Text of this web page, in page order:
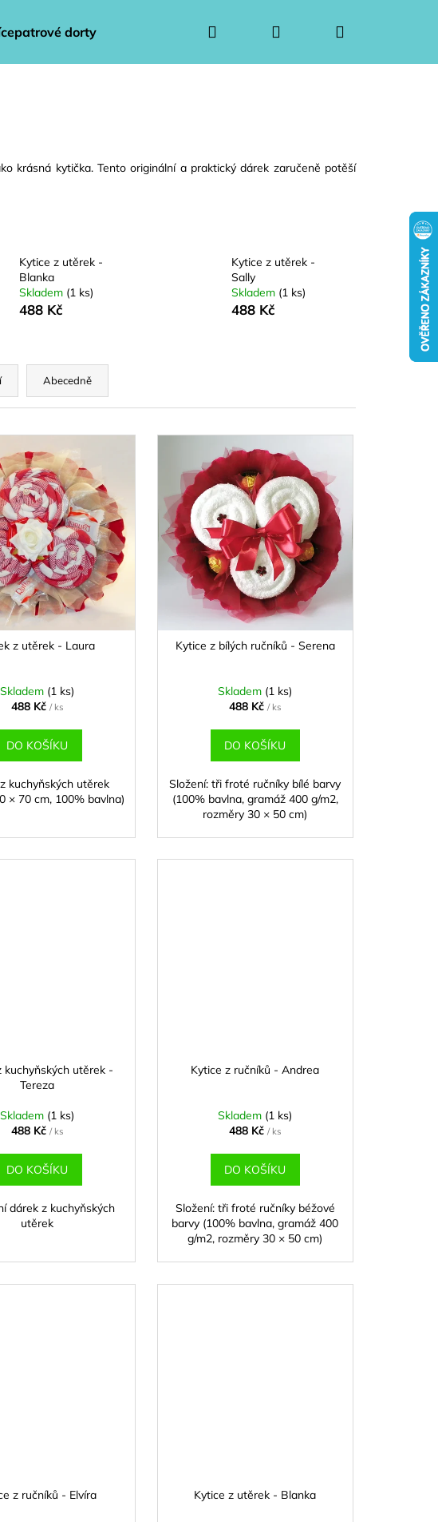
dorty Ponožkové kytice pro muže Ponožkové kytice
Přihlášení
krásná kytička. Tento originální a praktický dárek zaručeně potěší
Kytice z utěrek -
Blanka
Skladem (1 ks)
488 Kč
Kytice z utěrek -
Sally
Skladem (1 ks)
488 Kč
Abecedně
z utěrek - Laura
Skladem (1 ks)
488 Kč / ks
DO KOŠÍKU
kuchyňských utěrek
× 70 cm, 100% bavlna)
Kytice z bílých ručníků - Serena
Skladem (1 ks)
488 Kč / ks
DO KOŠÍKU
Složení: tři froté ručníky bílé barvy
(100% bavlna, gramáž 400 g/m2,
rozměry 30 × 50 cm)
kuchyňských utěrek -
Tereza
Skladem (1 ks)
488 Kč / ks
DO KOŠÍKU
dárek z kuchyňských
utěrek
Kytice z ručníků - Andrea
Skladem (1 ks)
488 Kč / ks
DO KOŠÍKU
Složení: tři froté ručníky béžové
barvy (100% bavlna, gramáž 400
g/m2, rozměry 30 × 50 cm)
z ručníků - Elvíra Kytice z utěrek - Blanka
KYTICE - NAĎA
Kč